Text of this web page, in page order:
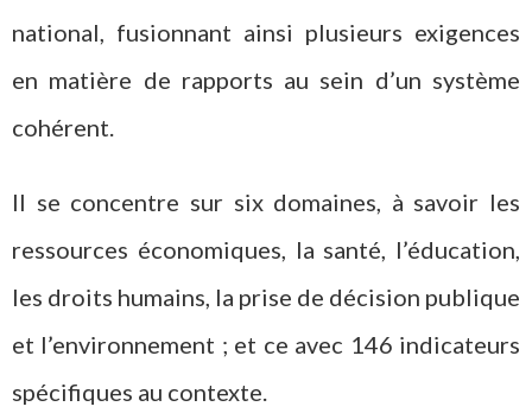
national, fusionnant ainsi plusieurs exigences
en matière de rapports au sein d’un système
cohérent.
Il se concentre sur six domaines, à savoir les
ressources économiques, la santé, l’éducation,
les droits humains, la prise de décision publique
et l’environnement ; et ce avec 146 indicateurs
spécifiques au contexte.